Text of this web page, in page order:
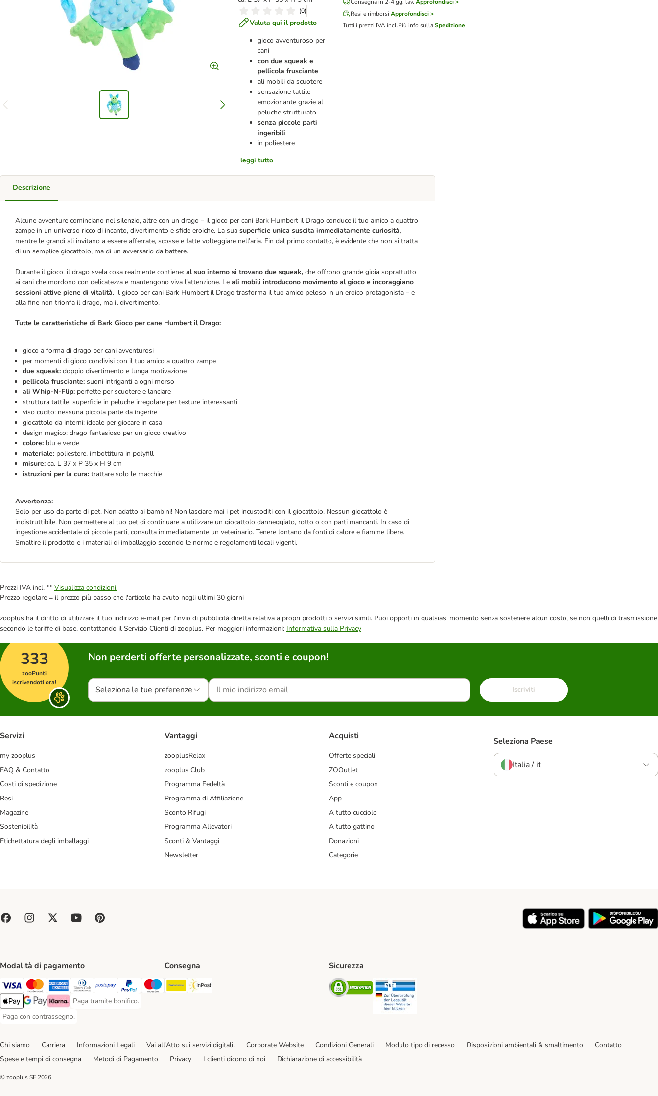
(0)
Valuta qui il prodotto
gioco avventuroso per
cani
con due squeak e
pellicola frusciante
ali mobili da scuotere
sensazione tattile
emozionante grazie al
peluche strutturato
senza piccole parti
ingeribili
in poliestere
leggi tutto
Consegna in 2-4 gg. lav. Approfondisci >
Resi e rimborsi Approfondisci >
Tutti i prezzi IVA incl.Più info sullaSpedizione
Descrizione
Alcune avventure cominciano nel silenzio, altre con un drago – il gioco per cani Bark Humbert il Drago conduce il tuo amico a quattro
zampe in un universo ricco di incanto, divertimento e sfide eroiche. La sua superficie unica suscita immediatamente curiosità,
mentre le grandi ali invitano a essere afferrate, scosse e fatte volteggiare nell’aria. Fin dal primo contatto, è evidente che non si tratta
di un semplice giocattolo, ma di un avversario da battere.
Durante il gioco, il drago svela cosa realmente contiene: al suo interno si trovano due squeak, che offrono grande gioia soprattutto
ai cani che mordono con delicatezza e mantengono viva l'attenzione. Le ali mobili introducono movimento al gioco e incoraggiano
sessioni attive piene di vitalità. Il gioco per cani Bark Humbert il Drago trasforma il tuo amico peloso in un eroico protagonista – e
alla fine non trionfa il drago, ma il divertimento.
Tutte le caratteristiche di Bark Gioco per cane Humbert il Drago:
gioco a forma di drago per cani avventurosi
per momenti di gioco condivisi con il tuo amico a quattro zampe
due squeak: doppio divertimento e lunga motivazione
pellicola frusciante: suoni intriganti a ogni morso
ali Whip-N-Flip: perfette per scuotere e lanciare
struttura tattile: superficie in peluche irregolare per texture interessanti
viso cucito: nessuna piccola parte da ingerire
giocattolo da interni: ideale per giocare in casa
design magico: drago fantasioso per un gioco creativo
colore: blu e verde
materiale: poliestere, imbottitura in polyfill
misure: ca. L 37 x P 35 x H 9 cm
istruzioni per la cura: trattare solo le macchie
Avvertenza:
Solo per uso da parte di pet. Non adatto ai bambini! Non lasciare mai i pet incustoditi con il giocattolo. Nessun giocattolo è
indistruttibile. Non permettere al tuo pet di continuare a utilizzare un giocattolo danneggiato, rotto o con parti mancanti. In caso di
ingestione accidentale di piccole parti, consulta immediatamente un veterinario. Tenere lontano da fonti di calore e fiamme libere.
Smaltire il prodotto e i materiali di imballaggio secondo le norme e regolamenti locali vigenti.
Prezzi IVA incl. ** Visualizza condizioni.
Prezzo regolare = il prezzo più basso che l'articolo ha avuto negli ultimi 30 giorni
zooplus ha il diritto di utilizzare il tuo indirizzo e-mail per l'invio di pubblicità diretta relativa a propri prodotti o servizi simili. Puoi opporti in qualsiasi momento senza sostenere alcun costo, se non quelli di trasmissione
secondo le tariffe di base, contattando il Servizio Clienti di zooplus. Per maggiori informazioni: Informativa sulla Privacy
333
zooPunti
iscrivendoti ora!
Non perderti offerte personalizzate, sconti e coupon!
Seleziona le tue preferenze Iscriviti
Servizi
my zooplus
FAQ & Contatto
Costi di spedizione
Resi
Magazine
Sostenibilità
Etichettatura degli imballaggi
Vantaggi
zooplusRelax
zooplus Club
Programma Fedeltà
Programma di Affiliazione
Sconto Rifugi
Programma Allevatori
Sconti & Vantaggi
Newsletter
Acquisti
Offerte speciali
ZOOutlet
Sconti e coupon
App
A tutto cucciolo
A tutto gattino
Donazioni
Categorie
Seleziona Paese
Italia / it
Modalità di pagamento
Paga con Visa. Payment Method
Paga con Mastercard. Payment Method
Paga con American Express. Payment Method
Paga con Diners Club. Payment Method
Paga con Postepay. Payment Method
Paga con PayPal. Payment Method
Paga con Maestro. Payment Method
Apple Pay Payment Method
Google Pay Payment Method
Klarna Payment Method
Paga tramite bonifico.
Paga tramite bonifico. Payment Method
Paga con contrassegno.
Paga con contrassegno. Payment Method
Consegna
Poste Italiane. Shipping Method
Sicurezza
Security
Chi siamo Carriera Informazioni Legali Vai all'Atto sui servizi digitali. Corporate Website Condizioni Generali Modulo tipo di recesso Disposizioni ambientali & smaltimento
Contatto
Spese e tempi di consegna
Metodi di Pagamento Privacy I clienti dicono di noi Dichiarazione di accessibilità
© zooplus SE 2026